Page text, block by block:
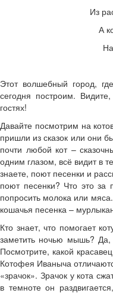
Из
А
Этот волшебный город,
сегодня построим.
гостях!
Давайте посмотрим на
пришли из сказок или они
почти любой кот –
одним глазом, всё видит в
знаете, поют песенки и
поют песенки? Что это за
попросить молока или
кошачья песенка –
Кто знает, что помогает
заметить ночью мышь? Да,
Посмотрите, какой
Котофея Иваныча
«зрачок». Зрачок у кота
в темноте он